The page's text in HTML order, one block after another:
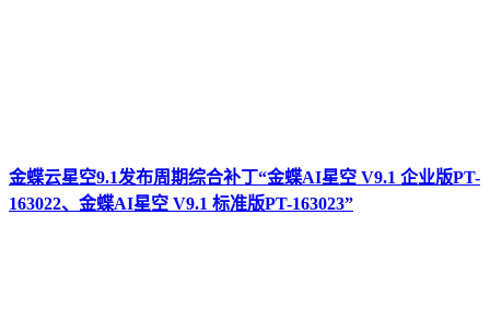
金蝶云星空9.1发布周期综合补丁“金蝶AI星空 V9.1 企业版PT-
163022、金蝶AI星空 V9.1 标准版PT-163023”